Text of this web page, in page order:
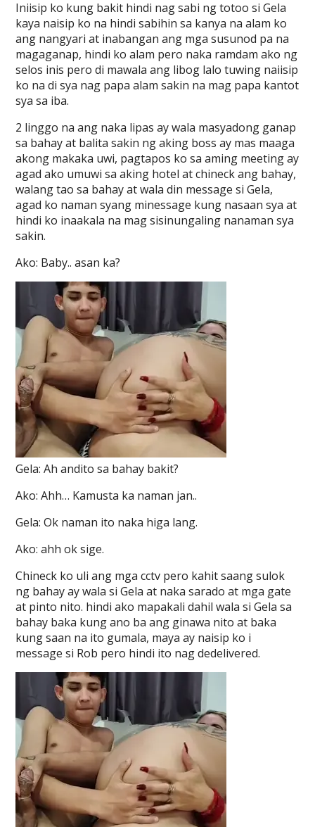
Iniisip ko kung bakit hindi nag sabi ng totoo si Gela
kaya naisip ko na hindi sabihin sa kanya na alam ko
ang nangyari at inabangan ang mga susunod pa na
magaganap, hindi ko alam pero naka ramdam ako ng
selos inis pero di mawala ang libog lalo tuwing naiisip
ko na di sya nag papa alam sakin na mag papa kantot
sya sa iba.
2 linggo na ang naka lipas ay wala masyadong ganap
sa bahay at balita sakin ng aking boss ay mas maaga
akong makaka uwi, pagtapos ko sa aming meeting ay
agad ako umuwi sa aking hotel at chineck ang bahay,
walang tao sa bahay at wala din message si Gela,
agad ko naman syang minessage kung nasaan sya at
hindi ko inaakala na mag sisinungaling nanaman sya
sakin.
Ako: Baby.. asan ka?
Gela: Ah andito sa bahay bakit?
Ako: Ahh… Kamusta ka naman jan..
Gela: Ok naman ito naka higa lang.
Ako: ahh ok sige.
Chineck ko uli ang mga cctv pero kahit saang sulok
ng bahay ay wala si Gela at naka sarado at mga gate
at pinto nito. hindi ako mapakali dahil wala si Gela sa
bahay baka kung ano ba ang ginawa nito at baka
kung saan na ito gumala, maya ay naisip ko i
message si Rob pero hindi ito nag dedelivered.